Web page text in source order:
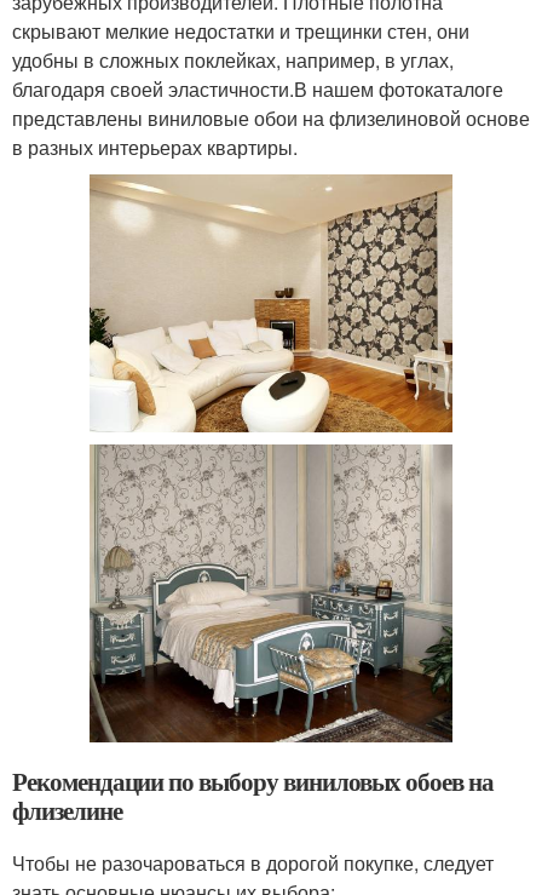
скрывают мелкие недостатки и трещинки стен, они
удобны в сложных поклейках, например, в углах,
благодаря своей эластичности.В нашем фотокаталоге
представлены виниловые обои на флизелиновой основе
в разных интерьерах квартиры.
Рекомендации по выбору виниловых обоев на
флизелине
Чтобы не разочароваться в дорогой покупке, следует